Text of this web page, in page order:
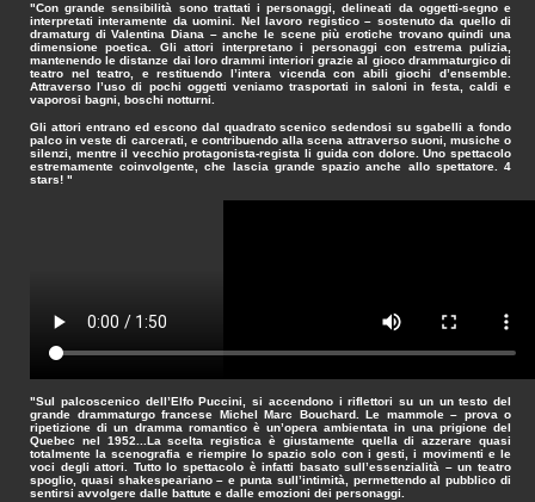
"Con grande sensibilità sono trattati i personaggi, delineati da oggetti-segno e
interpretati interamente da uomini. Nel lavoro registico – sostenuto da quello di
dramaturg di Valentina Diana – anche le scene più erotiche trovano quindi una
dimensione poetica. Gli attori interpretano i personaggi con estrema pulizia,
mantenendo le distanze dai loro drammi interiori grazie al gioco drammaturgico di
teatro nel teatro, e restituendo l’intera vicenda con abili giochi d’ensemble.
Attraverso l’uso di pochi oggetti veniamo trasportati in saloni in festa, caldi e
vaporosi bagni, boschi notturni.
Gli attori entrano ed escono dal quadrato scenico sedendosi su sgabelli a fondo
palco in veste di carcerati, e contribuendo alla scena attraverso suoni, musiche o
silenzi, mentre il vecchio protagonista-regista li guida con dolore. Uno spettacolo
estremamente coinvolgente, che lascia grande spazio anche allo spettatore. 4
stars! "
"Sul palcoscenico dell’Elfo Puccini, si accendono i riflettori su un un testo del
grande drammaturgo francese Michel Marc Bouchard. Le mammole – prova o
ripetizione di un dramma romantico è un’opera ambientata in una prigione del
Quebec nel 1952...La scelta registica è giustamente quella di azzerare quasi
totalmente la scenografia e riempire lo spazio solo con i gesti, i movimenti e le
voci degli attori. Tutto lo spettacolo è infatti basato sull’essenzialità – un teatro
spoglio, quasi shakespeariano – e punta sull’intimità, permettendo al pubblico di
sentirsi avvolgere dalle battute e dalle emozioni dei personaggi.